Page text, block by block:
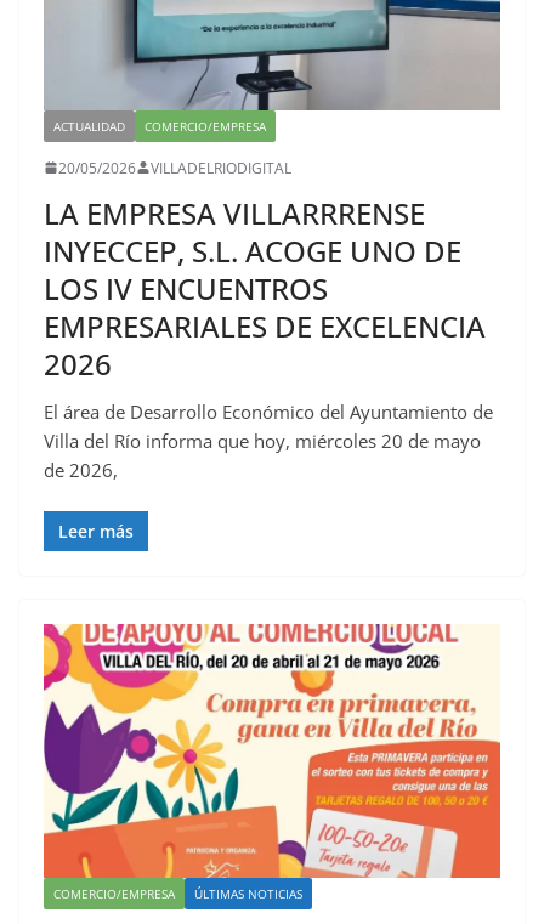
ACTUALIDAD COMERCIO/EMPRESA
20/05/2026 VILLADELRIODIGITAL
LA EMPRESA VILLARRRENSE
INYECCEP, S.L. ACOGE UNO DE
LOS IV ENCUENTROS
EMPRESARIALES DE EXCELENCIA
2026
El área de Desarrollo Económico del Ayuntamiento de
Villa del Río informa que hoy, miércoles 20 de mayo
de 2026,
Leer más
COMERCIO/EMPRESA ÚLTIMAS NOTICIAS